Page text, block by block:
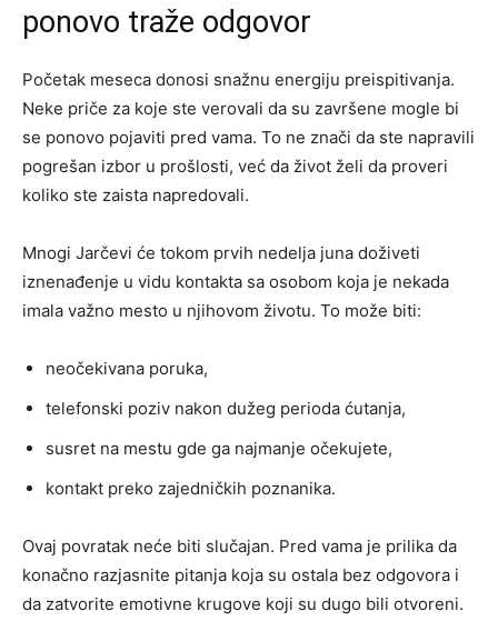
ponovo traže odgovor
Početak meseca donosi snažnu energiju preispitivanja.
Neke priče za koje ste verovali da su završene mogle bi
se ponovo pojaviti pred vama. To ne znači da ste napravili
pogrešan izbor u prošlosti, već da život želi da proveri
koliko ste zaista napredovali.
Mnogi Jarčevi će tokom prvih nedelja juna doživeti
iznenađenje u vidu kontakta sa osobom koja je nekada
imala važno mesto u njihovom životu. To može biti:
neočekivana poruka,
telefonski poziv nakon dužeg perioda ćutanja,
susret na mestu gde ga najmanje očekujete,
kontakt preko zajedničkih poznanika.
Ovaj povratak neće biti slučajan. Pred vama je prilika da
konačno razjasnite pitanja koja su ostala bez odgovora i
da zatvorite emotivne krugove koji su dugo bili otvoreni.